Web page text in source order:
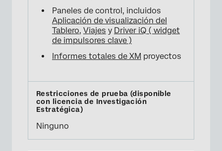
Paneles de control, incluidos
Aplicación de visualización del
Tablero, Viajes y Driver iQ ( widget
de impulsores clave )
Informes totales de XM proyectos
Ninguno